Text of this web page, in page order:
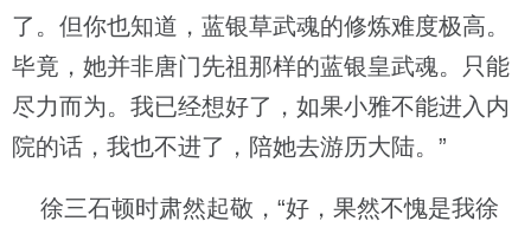
了。但你也知道，蓝银草武魂的修炼难度极高。
毕竟，她并非唐门先祖那样的蓝银皇武魂。只能
尽力而为。我已经想好了，如果小雅不能进入内
院的话，我也不进了，陪她去游历大陆。”
徐三石顿时肃然起敬，“好，果然不愧是我徐